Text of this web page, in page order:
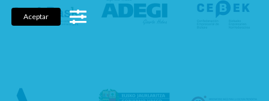
Aceptar